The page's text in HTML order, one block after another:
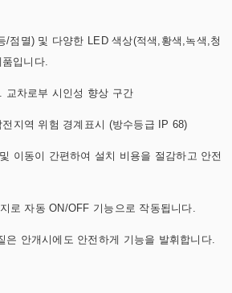
/점멸) 및 다양한 LED 색상(적색,황색,녹색,청
입니다.
교차로부 시인성 향상 구간
지역 위험 경계표시 (방수등급 IP 68)
이동이 간편하여 설치 비용을 절감하고 안전
로 자동 ON/OFF 기능으로 작동됩니다.
은 안개시에도 안전하게 기능을 발휘합니다.